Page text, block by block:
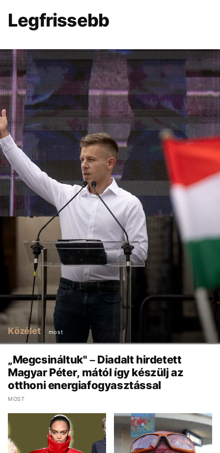
Legfrissebb
Közélet most
„Megcsináltuk" – Diadalt hirdetett
Magyar Péter, mától így készülj az
otthoni energiafogyasztással
MOST